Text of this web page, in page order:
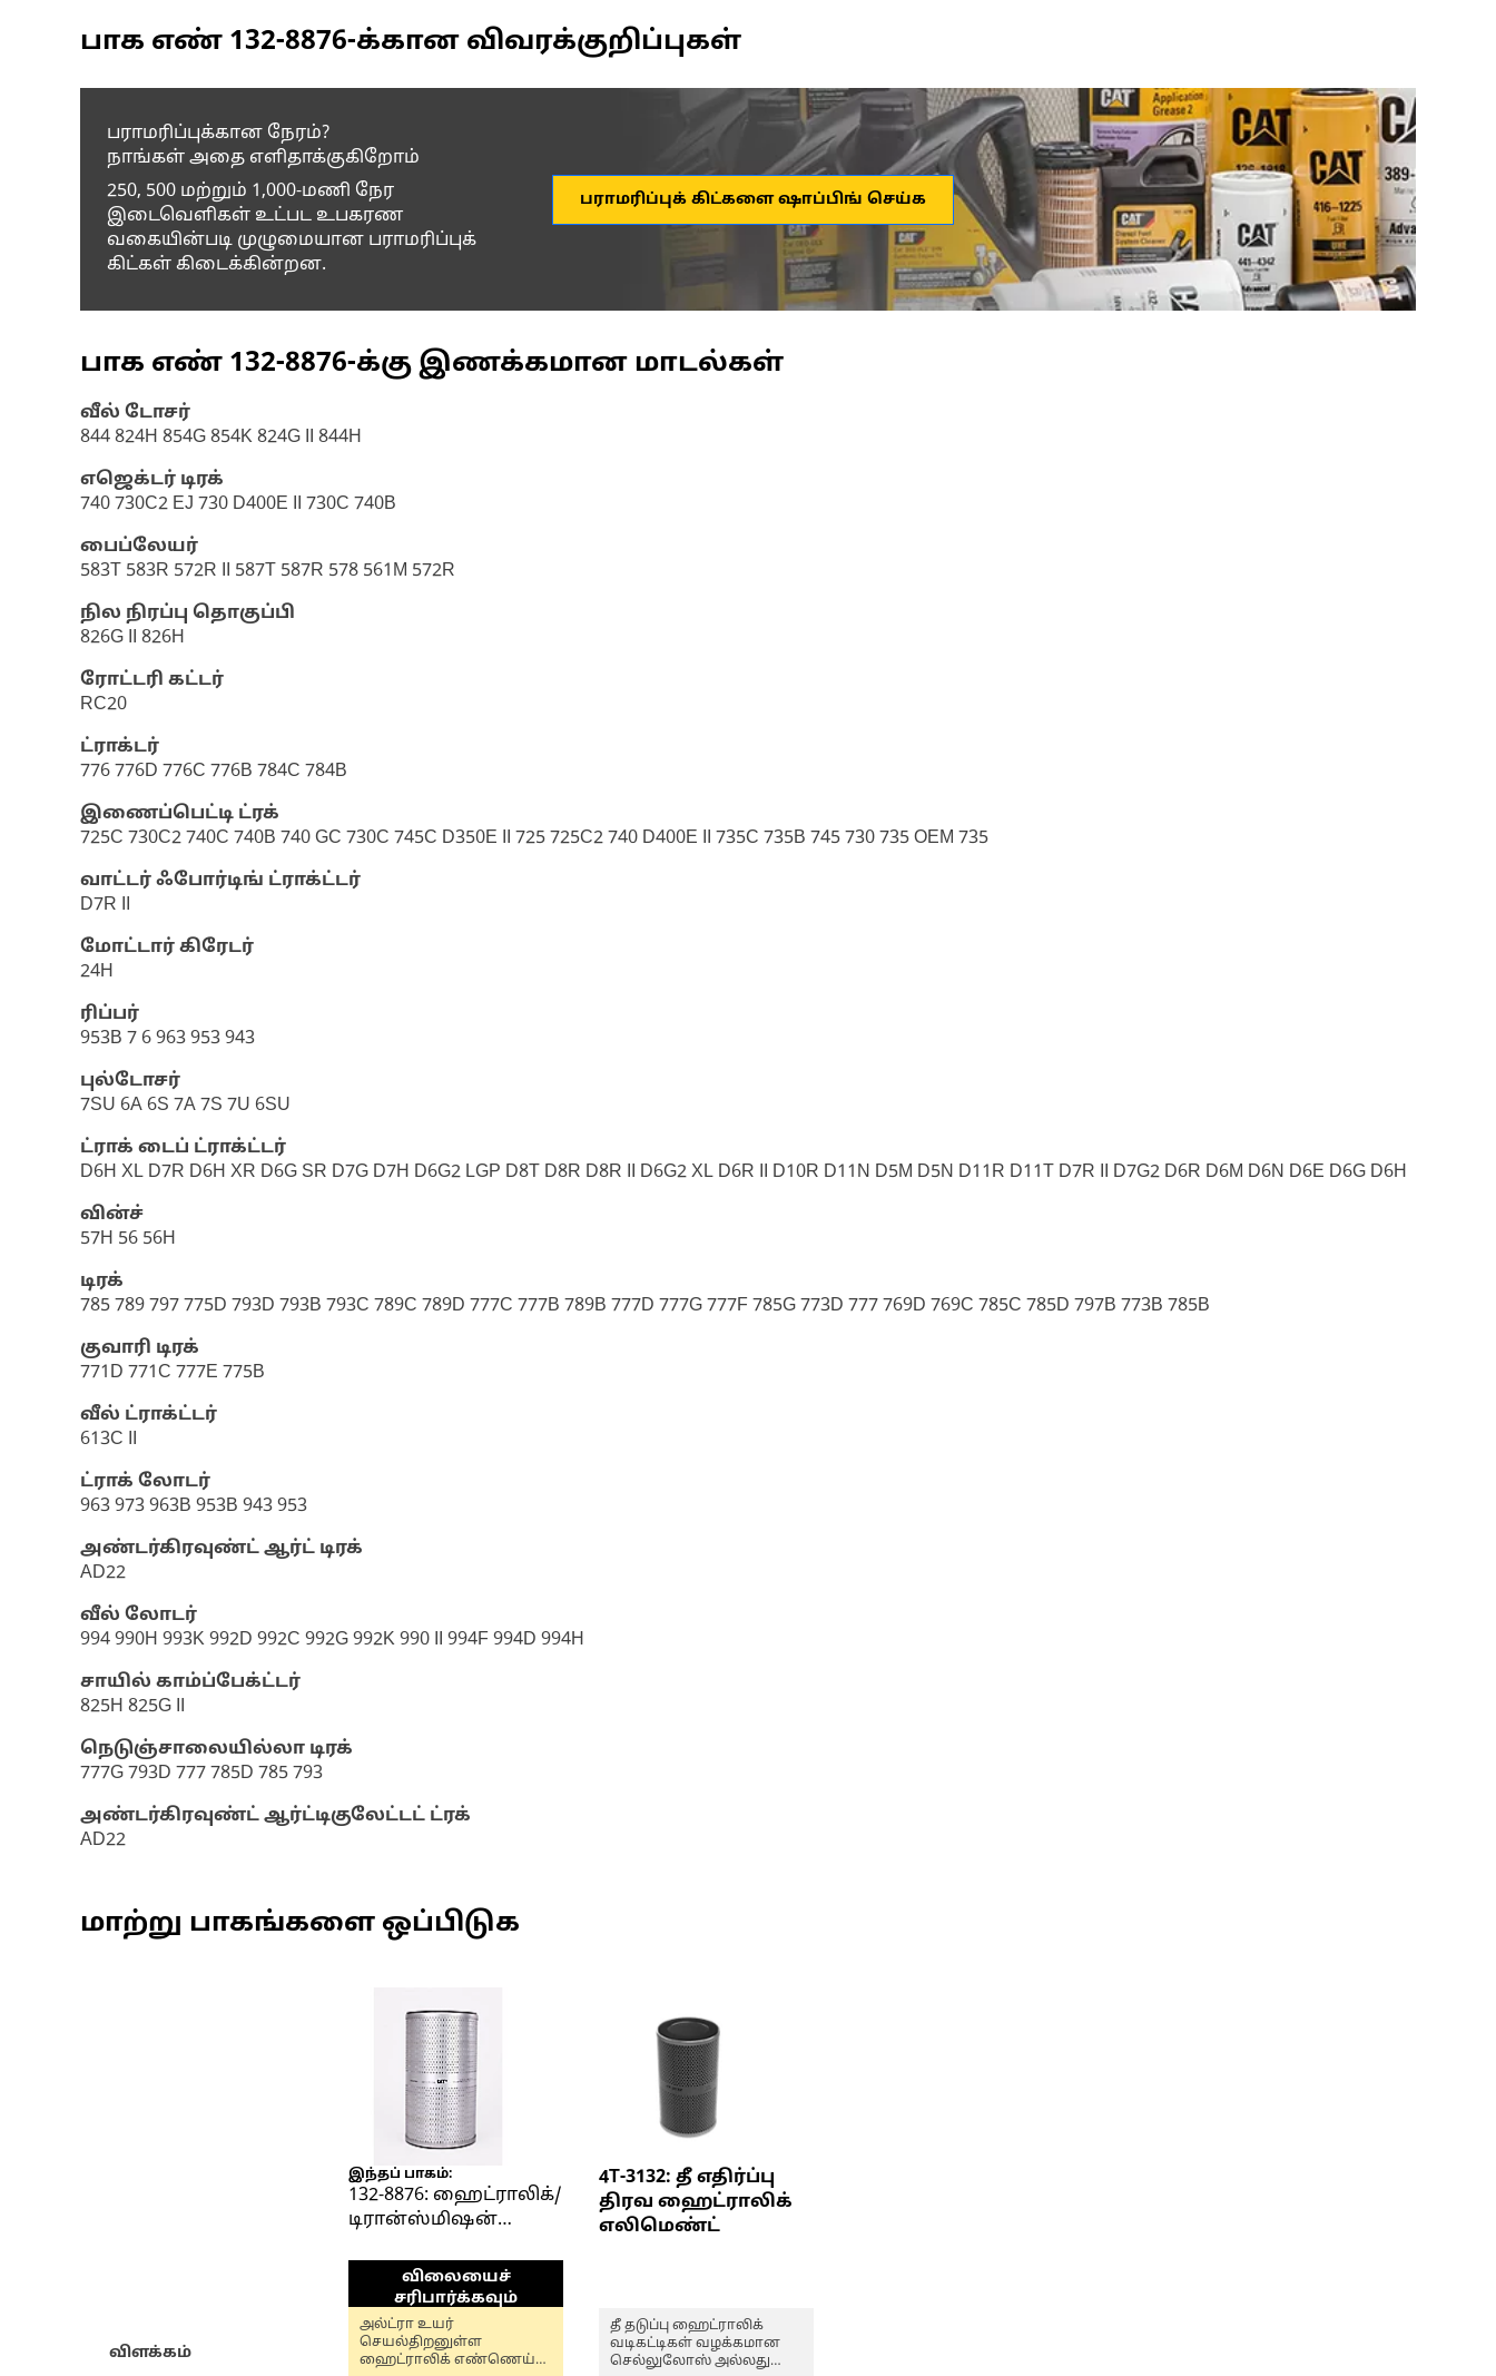
பாக எண் 132-8876-க்கான விவரக்குறிப்புகள்
பராமரிப்புக்கான நேரம்?
நாங்கள் அதை எளிதாக்குகிறோம்
250, 500 மற்றும் 1,000-மணி நேர
இடைவெளிகள் உட்பட உபகரண
வகையின்படி முழுமையான பராமரிப்புக்
கிட்கள் கிடைக்கின்றன.
பராமரிப்புக் கிட்களை ஷாப்பிங் செய்க
பாக எண் 132-8876-க்கு இணக்கமான மாடல்கள்
வீல் டோசர்
844 824H 854G 854K 824G II 844H
எஜெக்டர் டிரக்
740 730C2 EJ 730 D400E II 730C 740B
பைப்லேயர்
583T 583R 572R II 587T 587R 578 561M 572R
நில நிரப்பு தொகுப்பி
826G II 826H
ரோட்டரி கட்டர்
RC20
ட்ராக்டர்
776 776D 776C 776B 784C 784B
இணைப்பெட்டி ட்ரக்
725C 730C2 740C 740B 740 GC 730C 745C D350E II 725 725C2 740 D400E II 735C 735B 745 730 735 OEM 735
வாட்டர் ஃபோர்டிங் ட்ராக்ட்டர்
D7R II
மோட்டார் கிரேடர்
24H
ரிப்பர்
953B 7 6 963 953 943
புல்டோசர்
7SU 6A 6S 7A 7S 7U 6SU
ட்ராக் டைப் ட்ராக்ட்டர்
D6H XL D7R D6H XR D6G SR D7G D7H D6G2 LGP D8T D8R D8R II D6G2 XL D6R II D10R D11N D5M D5N D11R D11T D7R II D7G2 D6R D6M D6N D6E D6G D6H
வின்ச்
57H 56 56H
டிரக்
785 789 797 775D 793D 793B 793C 789C 789D 777C 777B 789B 777D 777G 777F 785G 773D 777 769D 769C 785C 785D 797B 773B 785B
குவாரி டிரக்
771D 771C 777E 775B
வீல் ட்ராக்ட்டர்
613C II
ட்ராக் லோடர்
963 973 963B 953B 943 953
அண்டர்கிரவுண்ட் ஆர்ட் டிரக்
AD22
வீல் லோடர்
994 990H 993K 992D 992C 992G 992K 990 II 994F 994D 994H
சாயில் காம்ப்பேக்ட்டர்
825H 825G II
நெடுஞ்சாலையில்லா டிரக்
777G 793D 777 785D 785 793
அண்டர்கிரவுண்ட் ஆர்ட்டிகுலேட்டட் ட்ரக்
AD22
மாற்று பாகங்களை ஒப்பிடுக
விளக்கம்
இந்தப் பாகம்:
132-8876: ஹைட்ராலிக்/
டிரான்ஸ்மிஷன்
விலையைச்
சரிபார்க்கவும்
அல்ட்ரா உயர்
செயல்திறனுள்ள
ஹைட்ராலிக் எண்ணெய்
4T-3132: தீ எதிர்ப்பு
திரவ ஹைட்ராலிக்
எலிமெண்ட்
தீ தடுப்பு ஹைட்ராலிக்
வடிகட்டிகள் வழக்கமான
செல்லுலோஸ் அல்லது